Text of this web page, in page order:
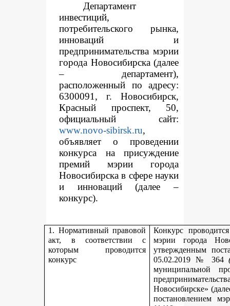
Департамент
инвестиций,
потребительского рынка,
инноваций и
предпринимательства мэрии
города Новосибирска (далее
– департамент),
расположенный по адресу:
6300091, г. Новосибирск,
Красный проспект, 50,
официальный сайт:
www.novo-sibirsk.ru,
объявляет о проведении
конкурса на присуждение
премий мэрии города
Новосибирска в сфере науки
и инноваций (далее –
конкурс).
1. Нормативный правовой
акт, в соответствии с
которым проводится
конкурс
Конкурс
мэрии города
утвержденным
05.02.2019 № 364
муниципальной
Новосибирске»
постановлением